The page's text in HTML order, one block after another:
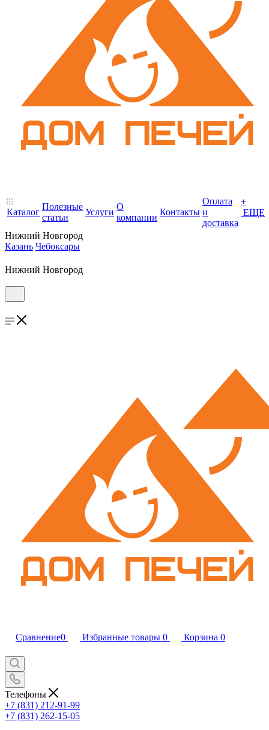
Каталог
Полезные
статьи
Услуги
О
компании
Контакты
Оплата
и
доставка
+
ЕЩЕ
Нижний Новгород
Казань Чебоксары
Нижний Новгород
Сравнение0 Избранные товары 0 Корзина 0
Телефоны
+7 (831) 212-91-99
+7 (831) 262-15-05